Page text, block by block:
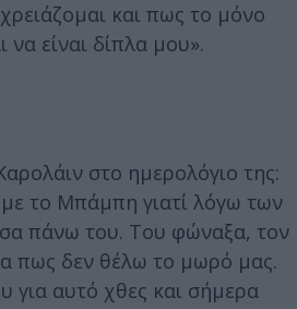
και πως το μόνο
να είναι δίπλα μου».
στο ημερολόγιο της:
το Μπάμπη γιατί λόγω των
πάνω του. Του φώναξα, τον
πως δεν θέλω το μωρό μας.
για αυτό χθες και σήμερα